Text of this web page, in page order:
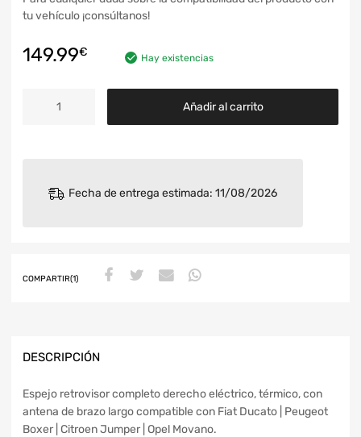
tu vehículo ¡consúltanos!
149.99€ Hay existencias
Añadir al carrito
Fecha de entrega estimada: 11/08/2026
COMPARTIR(1)
DESCRIPCIÓN
Espejo retrovisor completo derecho eléctrico, térmico, con
antena de brazo largo compatible con Fiat Ducato | Peugeot
Boxer | Citroen Jumper | Opel Movano.